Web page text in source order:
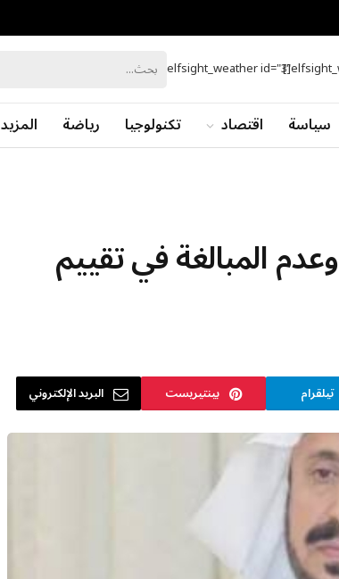
[elfsight_weather id="3"]
سياسة اقتصاد تكنولوجيا رياضة المزيد
المبالغة في تقييم
تيلقرام بينتيريست البريد الإلكتروني